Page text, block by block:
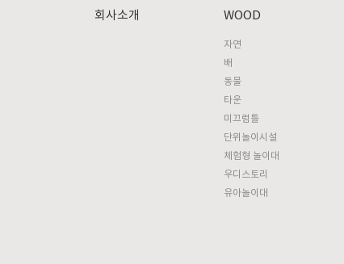
회사소개 WOOD
자연
배
동물
타운
미끄럼틀
단위놀이시설
체험형 놀이대
우디스토리
유아놀이대